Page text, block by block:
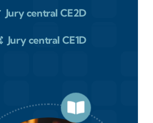
Jury central CE2D
Jury central CE1D